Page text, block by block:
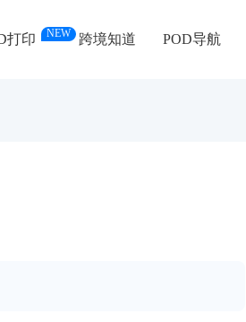
打印 NEW 跨境知道 POD导航